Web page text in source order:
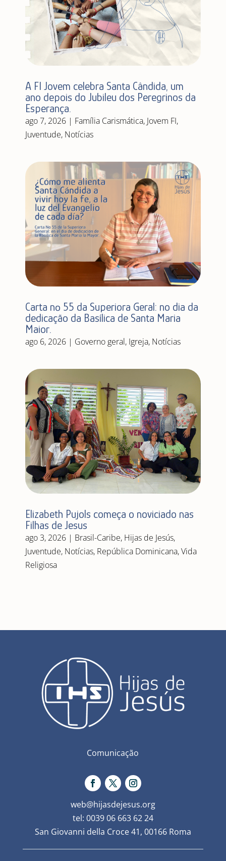
A FI Jovem celebra Santa Cândida, um
ano depois do Jubileu dos Peregrinos da
Esperança.
ago 7, 2026| Família Carismática, Jovem FI,
Juventude, Notícias
Carta nº 55 da Superiora Geral: no dia da
dedicação da Basílica de Santa Maria
Maior.
ago 6, 2026| Governo geral, Igreja, Notícias
Elizabeth Pujols começa o noviciado nas
Filhas de Jesus
ago 3, 2026| Brasil-Caribe, Hijas de Jesús,
Juventude, Notícias, República Dominicana,Vida
Religiosa
Comunicação
web@hijasdejesus.org
tel: 0039 06 663 62 24
San Giovanni della Croce 41, 00166 Roma